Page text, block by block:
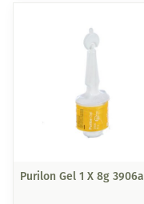
Purilon Gel 1 X 8g 3906a